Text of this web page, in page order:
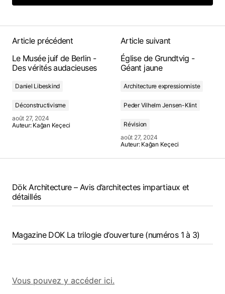
Add a comment
Article précédent
Le Musée juif de Berlin -
Des vérités audacieuses
Daniel Libeskind
Déconstructivisme
août 27, 2024
Auteur: Kağan Keçeci
Article suivant
Église de Grundtvig -
Géant jaune
Architecture expressionniste
Peder Vilhelm Jensen-Klint
Révision
août 27, 2024
Auteur: Kağan Keçeci
Dök Architecture – Avis d’architectes impartiaux et
détaillés
Magazine DOK La trilogie d’ouverture (numéros 1 à 3)
Vous pouvez y accéder ici.